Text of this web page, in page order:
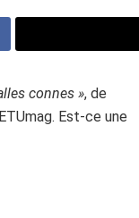
connes », de
Est-ce une